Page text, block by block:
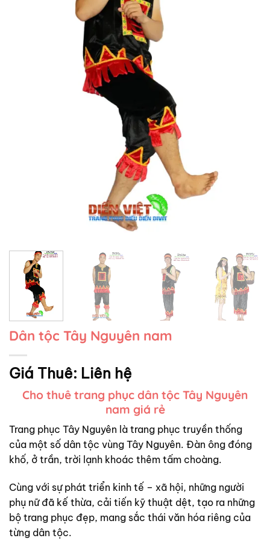
Dân tộc Tây Nguyên nam
Giá Thuê: Liên hệ
Cho thuê trang phục dân tộc Tây Nguyên
nam giá rẻ
Trang phục Tây Nguyên là trang phục truyền thống
của một số dân tộc vùng Tây Nguyên. Đàn ông đóng
khố, ở trần, trời lạnh khoác thêm tấm choàng.
Cùng với sự phát triển kinh tế – xã hội, những người
phụ nữ đã kế thừa, cải tiến kỹ thuật dệt, tạo ra những
bộ trang phục đẹp, mang sắc thái văn hóa riêng của
từng dân tộc.